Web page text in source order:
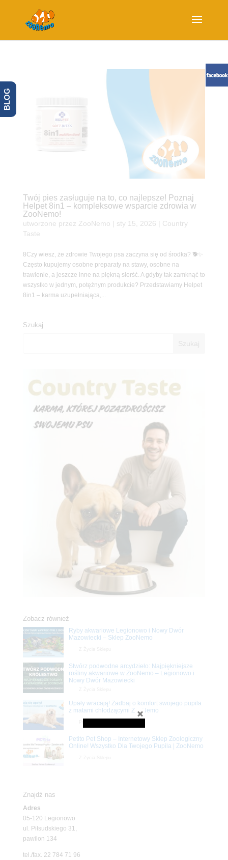
Twój pies zasługuje na to, co najlepsze! Poznaj
Helpet 8in1 – kompleksowe wsparcie zdrowia w
ZooNemo!
utworzone przez ZooNemo sty 15, 2026
Country
Taste
8Czy wiesz, że zdrowie Twojego psa zaczyna się od środka? 🐕✨
Często kupujemy osobne preparaty na stawy, osobne na
trawienie, a jeszcze inne na piękną sierść. A gdyby tak zamknąć to
wszystko w jednym, potężnym produkcie? Przedstawiamy Helpet
8in1 – karma uzupełniająca,...
Szukaj
Zobacz również
Ryby akwariowe Legionowo i Nowy Dwór
Mazowiecki – Sklep ZooNemo
Stwórz podwodne arcydzieło: Najpiękniejsze
rośliny akwariowe w ZooNemo – Legionowo i
Nowy Dwór Mazowiecki
Upały wracają! Zadbaj o komfort swojego pupila
z matami chłodzącymi ZooNemo
Petito Pet Shop – Internetowy Sklep Zoologiczny
Online! Wszystko Dla Twojego Pupila | ZooNemo
Znajdź nas
Adres
05-120 Legionowo
ul. Piłsudskiego 31,
pawilon 134
tel./fax. 22 784 71 96
BLOG